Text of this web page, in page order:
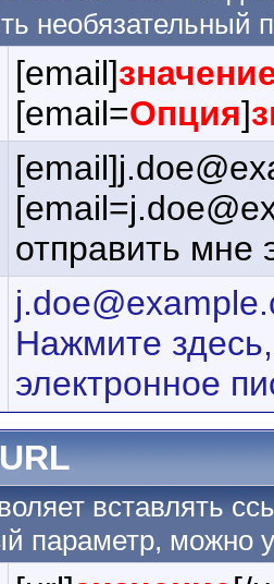
необязательный
[email]
[email=Опция]
отправить мне
Нажмите
электронное
вставлять
параметр, можно